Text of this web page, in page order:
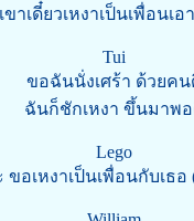
ขาเดี๋ยวเหงาเป็นเพื่อนเอ
Tui
ขอฉันนั่งเศร้า ด้วยคน
ฉันก็ชักเหงา ขึ้นมาพ
Lego
ขอเหงาเป็นเพื่อนกับเธอ